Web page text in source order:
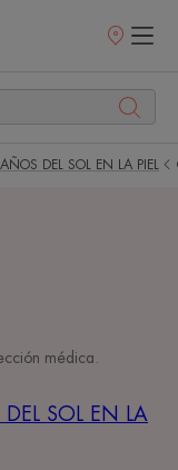
Puntos
DEL SOL EN LA PIEL
médica
SOL EN LA